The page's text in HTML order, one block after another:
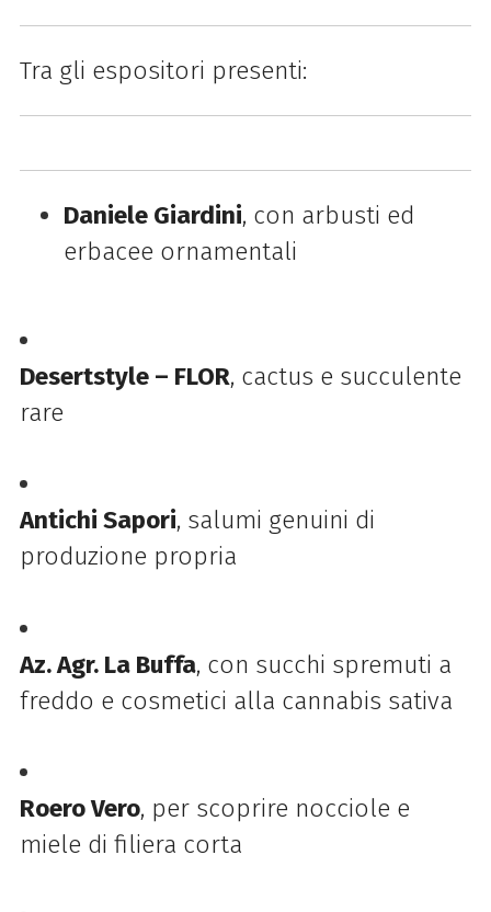
Tra gli espositori presenti:
Daniele Giardini, con arbusti ed
erbacee ornamentali
Desertstyle – FLOR, cactus e succulente
rare
Antichi Sapori, salumi genuini di
produzione propria
Az. Agr. La Buffa, con succhi spremuti a
freddo e cosmetici alla cannabis sativa
Roero Vero, per scoprire nocciole e
miele di filiera corta